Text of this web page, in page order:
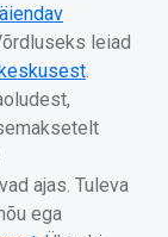
leiad
ajas. Tuleva
ega